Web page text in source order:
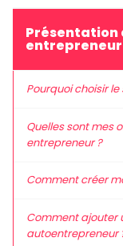
entrepreneur
Pourquoi choisir
Quelles sont mes
entrepreneur ?
Comment créer
Comment ajouter
autoentrepreneur